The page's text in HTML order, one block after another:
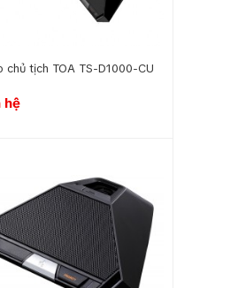
chủ tịch TOA TS-D1000-CU
hệ